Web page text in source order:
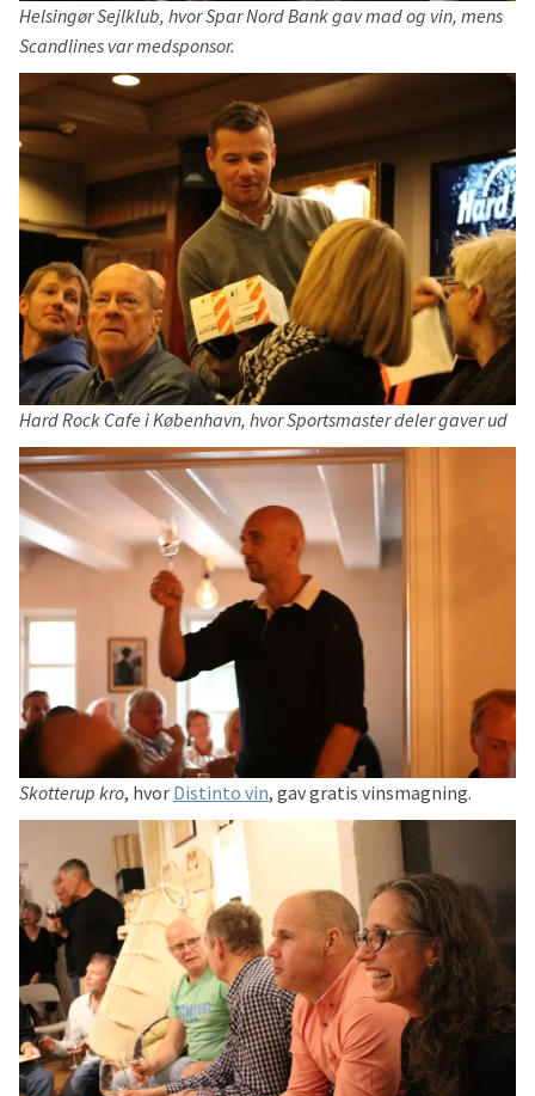
Helsingør Sejlklub, hvor Spar Nord Bank gav mad og vin, mens
Scandlines var medsponsor.
Hard Rock Cafe i København, hvor Sportsmaster deler gaver ud
Skotterup kro, hvor Distinto vin, gav gratis vinsmagning.